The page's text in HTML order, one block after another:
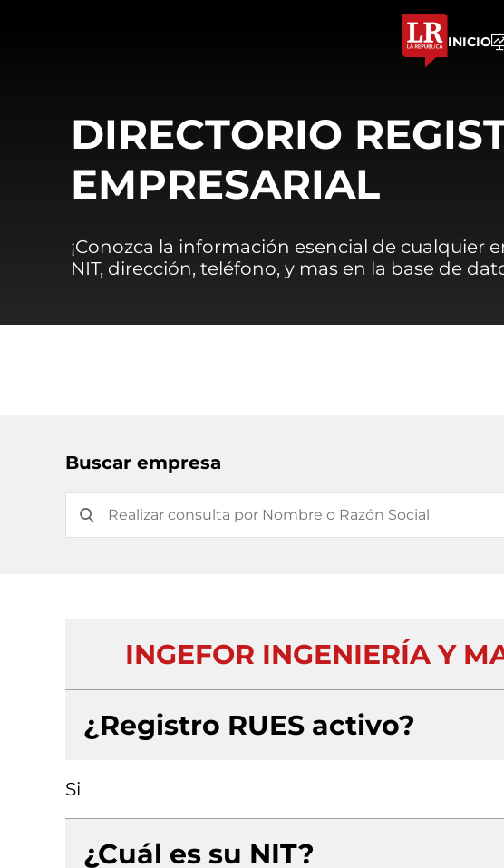
INICIO
DIRECTORIO
EMPRESARIAL
¡Conozca la información esencial de cualquier
NIT, dirección, teléfono, y mas en la base de
Buscar empresa
INGEFOR INGENIERÍA Y
¿Registro RUES activo?
Si
¿Cuál es su NIT?